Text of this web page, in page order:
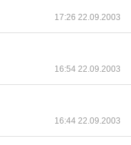
17:26 22.09.2003
16:54 22.09.2003
16:44 22.09.2003